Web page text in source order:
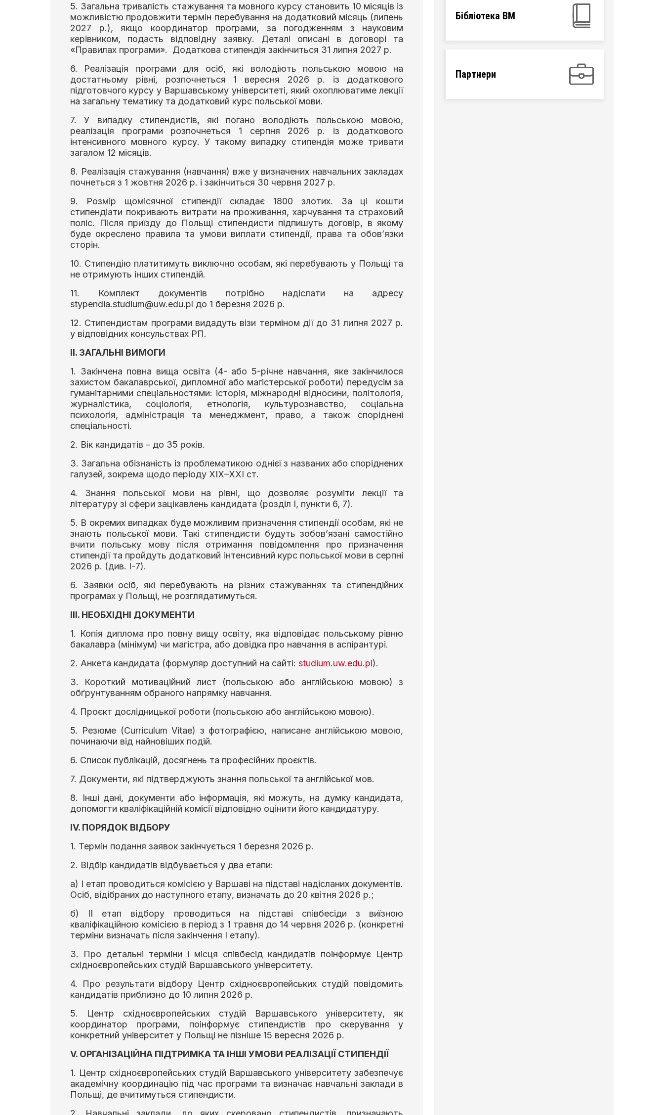
5. Загальна тривалість стажування та мовного курсу становить 10 місяців із
можливістю продовжити термін перебування на додатковий місяць (липень
2027 р.), якщо координатор програми, за погодженням з науковим
керівником, подасть відповідну заявку. Деталі описані в договорі та
«Правилах програми». Додаткова стипендія закінчиться 31 липня 2027 р.
6. Реалізація програми для осіб, які володіють польською мовою на
достатньому рівні, розпочнеться 1 вересня 2026 р. із додаткового
підготовчого курсу у Варшавському університеті, який охоплюватиме лекції
на загальну тематику та додатковий курс польської мови.
7. У випадку стипендистів, які погано володіють польською мовою,
реалізація програми розпочнеться 1 серпня 2026 р. із додаткового
інтенсивного мовного курсу. У такому випадку стипендія може тривати
загалом 12 місяців.
8. Реалізація стажування (навчання) вже у визначених навчальних закладах
почнеться з 1 жовтня 2026 р. і закінчиться 30 червня 2027 р.
9. Розмір щомісячної стипендії складає 1800 злотих. За ці кошти
стипендіати покривають витрати на проживання, харчування та страховий
поліс. Після приїзду до Польщі стипендисти підпишуть договір, в якому
буде окреслено правила та умови виплати стипендії, права та обов’язки
сторін.
10. Стипендію платитимуть виключно особам, які перебувають у Польщі та
не отримують інших стипендій.
11. Комплект документів потрібно надіслати на адресу
stypendia.studium@uw.edu.pl до 1 березня 2026 р.
12. Стипендистам програми видадуть візи терміном дії до 31 липня 2027 р.
у відповідних консульствах РП.
ІІ. ЗАГАЛЬНІ ВИМОГИ
1. Закінчена повна вища освіта (4- або 5-річне навчання, яке закінчилося
захистом бакалаврської, дипломної або магістерської роботи) передусім за
гуманітарними спеціальностями: історія, міжнародні відносини, політологія,
журналістика, соціологія, етнологія, культурознавство, соціальна
психологія, адміністрація та менеджмент, право, а також споріднені
спеціальності.
2. Вік кандидатів – до 35 років.
3. Загальна обізнаність із проблематикою однієї з названих або споріднених
галузей, зокрема щодо періоду XIX–XXI ст.
4. Знання польської мови на рівні, що дозволяє розуміти лекції та
літературу зі сфери зацікавлень кандидата (розділ І, пункти 6, 7).
5. В окремих випадках буде можливим призначення стипендії особам, які не
знають польської мови. Такі стипендисти будуть зобов’язані самостійно
вчити польську мову після отримання повідомлення про призначення
стипендії та пройдуть додатковий інтенсивний курс польської мови в серпні
2026 р. (див. І-7).
6. Заявки осіб, які перебувають на різних стажуваннях та стипендійних
програмах у Польщі, не розглядатимуться.
ІІІ. НЕОБХІДНІ ДОКУМЕНТИ
1. Копія диплома про повну вищу освіту, яка відповідає польському рівню
бакалавра (мінімум) чи магістра, або довідка про навчання в аспірантурі.
2. Анкета кандидата (формуляр доступний на сайті: studium.uw.edu.pl).
3. Короткий мотиваційний лист (польською або англійською мовою) з
обґрунтуванням обраного напрямку навчання.
4. Проєкт дослідницької роботи (польською або англійською мовою).
5. Резюме (Curriculum Vitae) з фотографією, написане англійською мовою,
починаючи від найновіших подій.
6. Список публікацій, досягнень та професійних проєктів.
7. Документи, які підтверджують знання польської та англійської мов.
8. Інші дані, документи або інформація, які можуть, на думку кандидата,
допомогти кваліфікаційній комісії відповідно оцінити його кандидатуру.
IV. ПОРЯДОК ВІДБОРУ
1. Термін подання заявок закінчується 1 березня 2026 р.
2. Відбір кандидатів відбувається у два етапи:
а) І етап проводиться комісією у Варшаві на підставі надісланих документів.
Осіб, відібраних до наступного етапу, визначать до 20 квітня 2026 р.;
б) ІІ етап відбору проводиться на підставі співбесіди з виїзною
кваліфікаційною комісією в період з 1 травня до 14 червня 2026 р. (конкретні
терміни визначать після закінчення І етапу).
3. Про детальні терміни і місця співбесід кандидатів поінформує Центр
східноєвропейських студій Варшавського університету.
4. Про результати відбору Центр східноєвропейських студій повідомить
кандидатів приблизно до 10 липня 2026 р.
5. Центр східноєвропейських студій Варшавського університету, як
координатор програми, поінформує стипендистів про скерування у
конкретний університет у Польщі не пізніше 15 вересня 2026 р.
V. ОРГАНІЗАЦІЙНА ПІДТРИМКА ТА ІНШІ УМОВИ РЕАЛІЗАЦІЇ СТИПЕНДІЇ
1. Центр східноєвропейських студій Варшавського університету забезпечує
академічну координацію під час програми та визначає навчальні заклади в
Польщі, де вчитимуться стипендисти.
Бібліотека ВМ
Партнери